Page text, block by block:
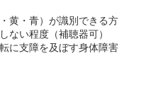
黄・青）が識別できる方
ない程度（補聴器可）
に支障を及ぼす身体障害